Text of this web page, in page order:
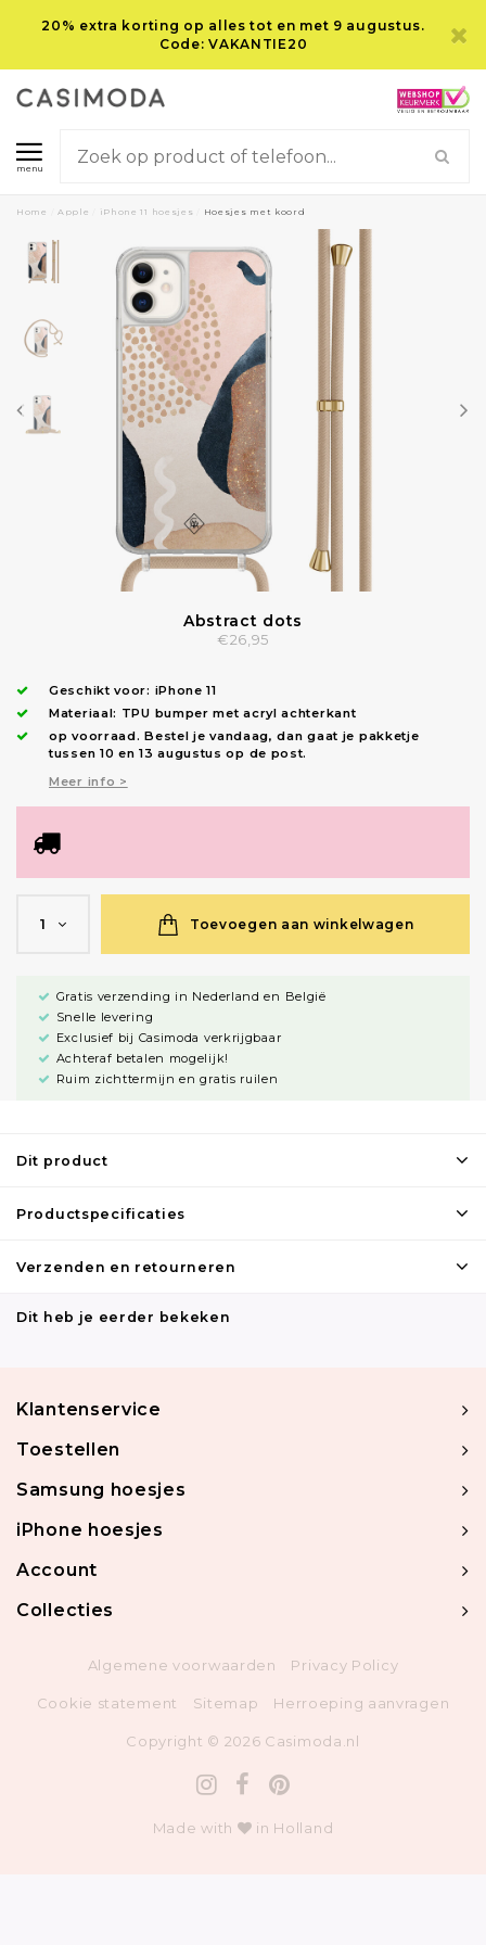
20% extra korting op alles tot en met 9 augustus.
Code: VAKANTIE20
menu
Home Apple iPhone 11 hoesjes Hoesjes met koord
Abstract dots
€26,95
Geschikt voor: iPhone 11
Materiaal: TPU bumper met acryl achterkant
op voorraad.Bestel je vandaag, dan gaat je pakketje
tussen 10 en 13 augustus op de post.
Meer info >
1 Toevoegen aan winkelwagen
Gratis verzending in Nederland en België
Snelle levering
Exclusief bij Casimoda verkrijgbaar
Achteraf betalen mogelijk!
Ruim zichttermijn en gratis ruilen
Dit product
Productspecificaties
Verzenden en retourneren
Dit heb je eerder bekeken
Klantenservice
Toestellen
Samsung hoesjes
iPhone hoesjes
Account
Collecties
Algemene voorwaarden Privacy Policy
Cookie statement Sitemap Herroeping aanvragen
Copyright © 2026 Casimoda.nl
Made with in Holland